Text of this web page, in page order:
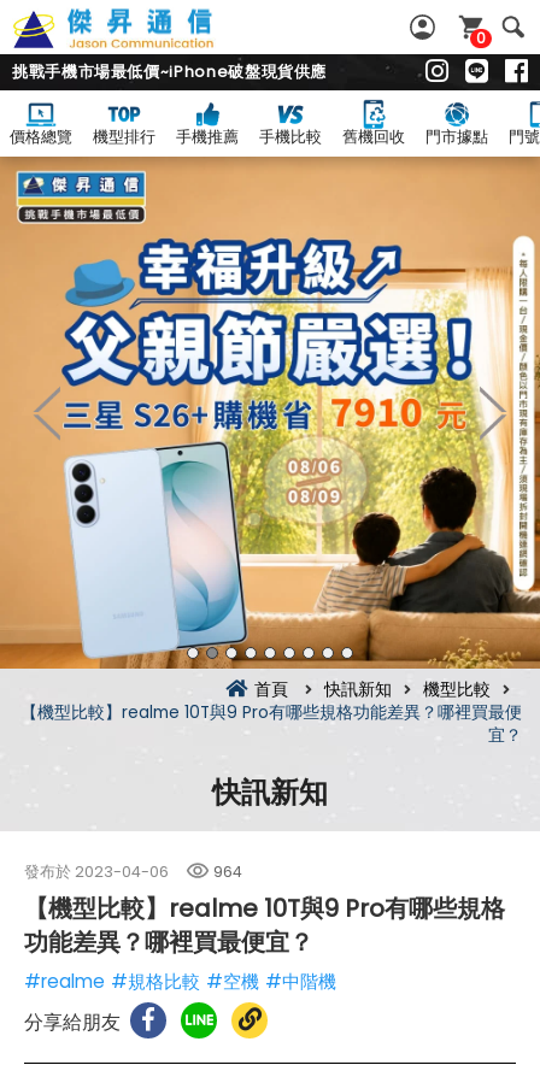
0
挑戰手機市場最低價~iPhone破盤現貨供應
價格總覽 機型排行 手機推薦 手機比較 舊機回收 門市據點 門
首頁 快訊新知
機型比較
【機型比較】realme 10T與9 Pro有哪些規格功能差異？哪裡買最便
宜？
快訊新知
發布於 2023-04-06 964
【機型比較】realme 10T與9 Pro有哪些規格
功能差異？哪裡買最便宜？
#realme #規格比較 #空機 #中階機
分享給朋友